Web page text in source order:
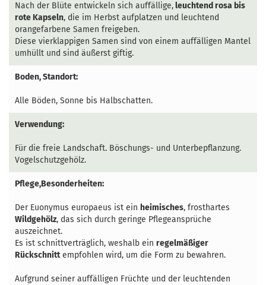
Nach der Blüte entwickeln sich auffällige,leuchtend rosa bis
rote Kapseln, die im Herbst aufplatzen und leuchtend
orangefarbene Samen freigeben.
Diese vierklappigen Samen sind von einem auffälligen Mantel
umhüllt und sind äußerst giftig.
Boden, Standort:
Alle Böden, Sonne bis Halbschatten.
Verwendung:
Für die freie Landschaft. Böschungs- und Unterbepflanzung.
Vogelschutzgehölz.
Pflege,Besonderheiten:
Der Euonymus europaeus ist ein heimisches, frosthartes
Wildgehölz, das sich durch geringe Pflegeansprüche
auszeichnet.
Es ist schnittverträglich, weshalb ein regelmäßiger
Rückschnittempfohlen wird, um die Form zu bewahren.
Aufgrund seiner auffälligen Früchte und der leuchtenden